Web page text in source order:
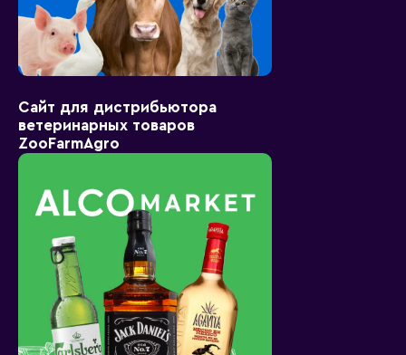
Сайт для дистрибьютора
ветеринарных товаров
ZooFarmAgro